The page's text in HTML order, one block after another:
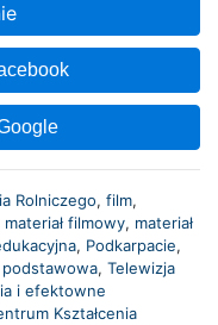
Rolniczego, film,
materiał filmowy, materiał
, Podkarpacie,
podstawowa, Telewizja
i efektowne
Kształcenia